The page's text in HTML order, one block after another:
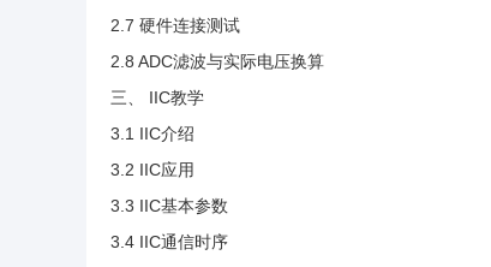
2.7 硬件连接测试
2.8 ADC滤波与实际电压换算
三、 IIC教学
3.1 IIC介绍
3.2 IIC应用
3.3 IIC基本参数
3.4 IIC通信时序